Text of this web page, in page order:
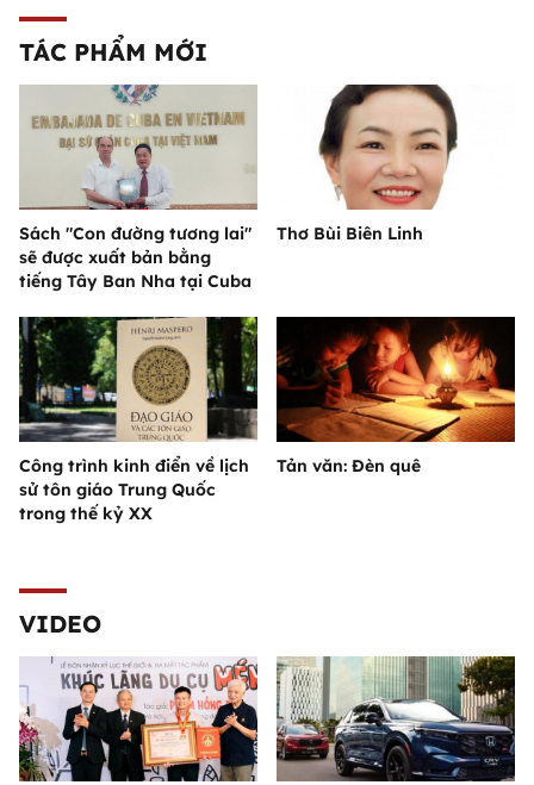
TÁC PHẨM MỚI
Sách "Con đường tương lai"
sẽ được xuất bản bằng
tiếng Tây Ban Nha tại Cuba
Thơ Bùi Biên Linh
Công trình kinh điển về lịch
sử tôn giáo Trung Quốc
trong thế kỷ XX
Tản văn: Đèn quê
VIDEO